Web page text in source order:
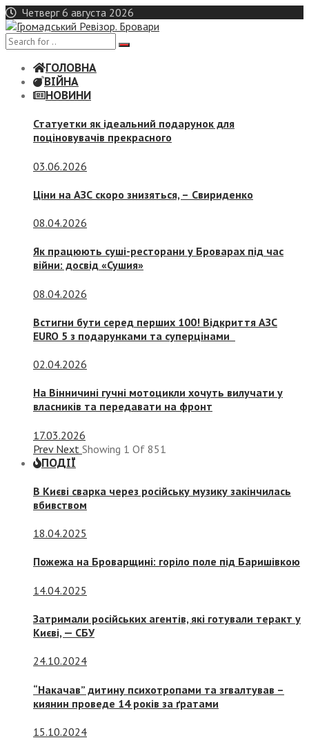
Skip
to
content
Четверг 6 августа 2026
ГОЛОВНА
ВІЙНА
НОВИНИ
Статуетки як ідеальний подарунок для
поціновувачів прекрасного
03.06.2026
Ціни на АЗС скоро знизяться, – Свириденко
08.04.2026
Як працюють суші-ресторани у Броварах під час
війни: досвід «Сушия»
08.04.2026
Встигни бути серед перших 100! Відкриття АЗС
EURO 5 з подарунками та суперцінами
02.04.2026
На Вінничині гучні мотоцикли хочуть вилучати у
власників та передавати на фронт
17.03.2026
Prev Next Showing 1 Of 851
ПОДІЇ
В Києві сварка через російську музику закінчилась
вбивством
18.04.2025
Пожежа на Броварщині: горіло поле під Баришівкою
14.04.2025
Затримали російських агентів, які готували теракт у
Києві, — СБУ
24.10.2024
“Накачав” дитину психотропами та згвалтував –
киянин проведе 14 років за ґратами
15.10.2024